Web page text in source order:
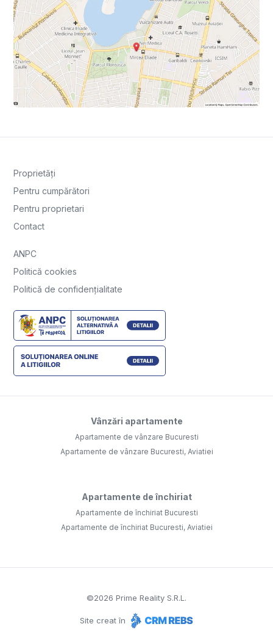
Proprietăți
Pentru cumpărători
Pentru proprietari
Contact
ANPC
Politică cookies
Politică de confidențialitate
Vânzări apartamente
Apartamente de vânzare Bucuresti
Apartamente de vânzare Bucuresti, Aviatiei
Apartamente de închiriat
Apartamente de închiriat Bucuresti
Apartamente de închiriat Bucuresti, Aviatiei
©2026 Prime Reality S.R.L.
Site creat în